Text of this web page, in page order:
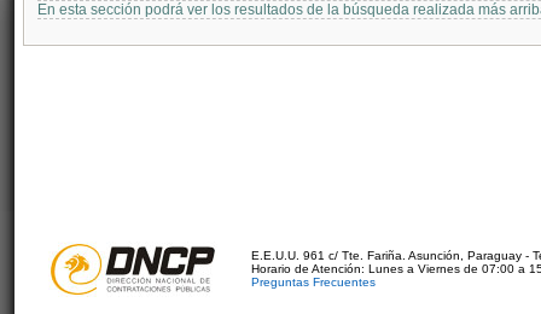
En esta sección podrá ver los resultados de la búsqueda realizada más
E.E.U.U. 961 c/ Tte. Fariña. Asunción, Paraguay -
Horario de Atención: Lunes a Viernes de 07:00 a
Preguntas Frecuentes